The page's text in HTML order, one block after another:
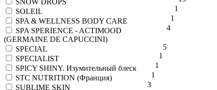
SNOW DROPS
1
SOLEIL
1
SPA & WELLNESS BODY CARE
4
SPA SPERIENCE - ACTIMOOD
(GERMAINE DE CAPUCCINI)
5
SPECIAL
1
SPECIALIST
1
SPICY SHINY. Изумительный блеск
1
STC NUTRITION (Франция)
3
SUBLIME SKIN